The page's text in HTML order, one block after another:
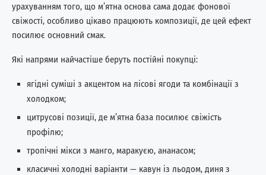
урахуванням того, що м’ятна основа сама додає фонової
свіжості, особливо цікаво працюють композиції, де цей ефект
посилює основний смак.
Які напрями найчастіше беруть постійні покупці:
ягідні суміші з акцентом на лісові ягоди та комбінації з
холодком;
цитрусові позиції, де м’ятна база посилює свіжість
профілю;
тропічні мікси з манго, маракуєю, ананасом;
класичні холодні варіанти — кавун із льодом, диня з